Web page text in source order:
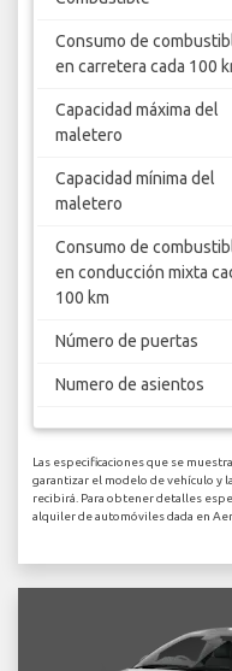
Consumo de
en carretera cada 100
Capacidad máxima del
maletero
Capacidad mínima del
maletero
Consumo de
en conducción mixta
100 km
Número de puertas
Numero de asientos
Las especificaciones que se
garantizar el modelo de vehículo y
recibirá. Para obtener detalles
alquiler de automóviles dada en